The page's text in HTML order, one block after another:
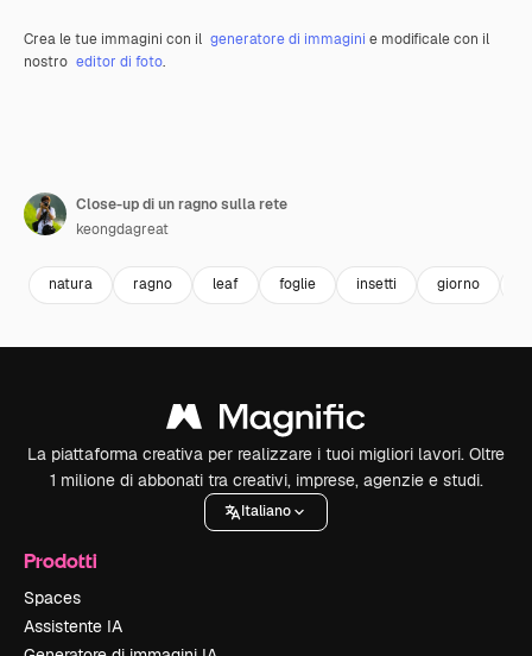
Crea le tue immagini con il generatore di immagini e modificale con il
nostro editor di foto.
Close-up di un ragno sulla rete
keongdagreat
natura ragno leaf foglie insetti giorno
La piattaforma creativa per realizzare i tuoi migliori lavori. Oltre
1 milione di abbonati tra creativi, imprese, agenzie e studi.
Italiano
Prodotti
Spaces
Assistente IA